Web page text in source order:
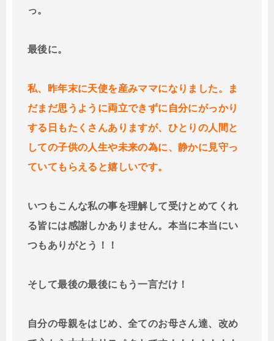
っ。
最後に。
私、昨年末に天使を産みママになりました。ま
だまだ思うように両立できずに自分にがっかり
する日もたくさんありますが、ひとりの人間と
しての子供の人生や未来の為に、静かに見守っ
ていてもらえると嬉しいです。
いつもこんな私の事を理解して受けとめてくれ
る皆には感謝しかありません。本当に本当にい
つもありがとう！！
そして最後の最後にもう一言だけ！
自分の母親をはじめ、全てのお母さん達、改め